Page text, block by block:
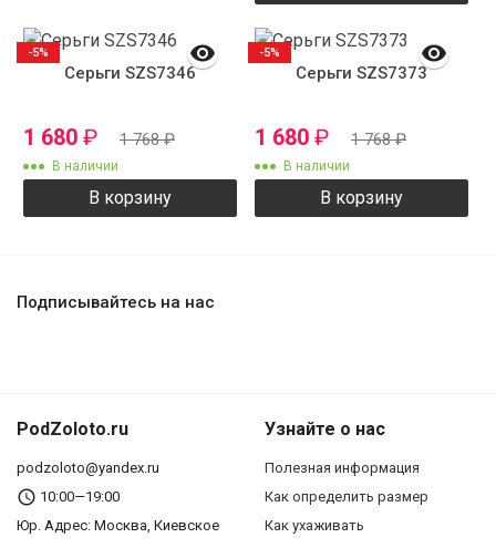
Серьги SZS7346
1 680 ₽ 1 768₽
В наличии
В корзину
-5%
Серьги SZS7373
1 680 ₽ 1 768₽
В наличии
В корзину
-5%
Подписывайтесь на нас
PodZoloto.ru
podzoloto@yandex.ru
10:00—19:00
Юр. Адреc: Москва, Киевское
Узнайте о нас
Полезная информация
Как определить размер
Как ухаживать